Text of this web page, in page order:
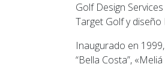
Golf Design
Target Golf y diseño
Inaugurado en
“Bella Costa”,